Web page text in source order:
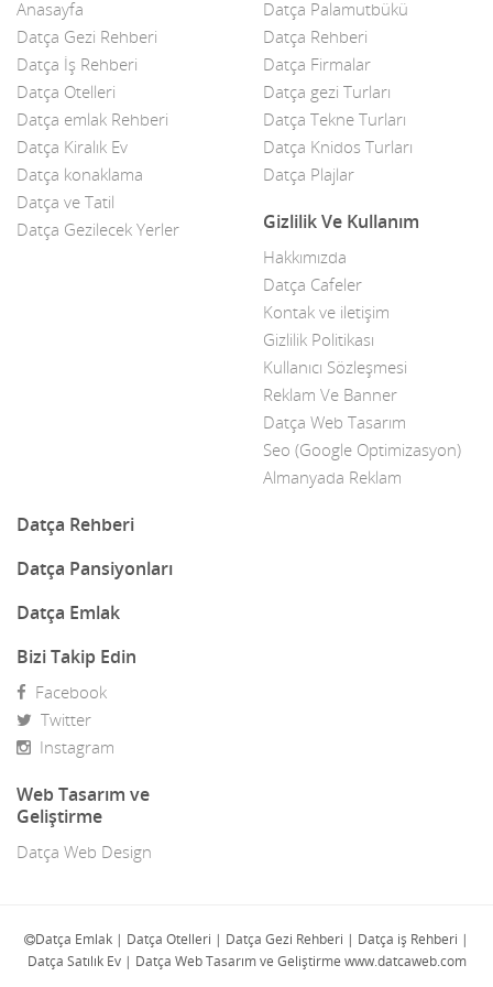
Çelik Kapı
Çiçekçiler
Datça Bademi
Datça Feribot
Datça Köy Ürünleri
Dekorasyon
Demir Doğrama
Dergiler
Diğer Ürünler
Direk Sahibinden Emlak
Diş Doktorları
Doğa Turları
Eğlence Mekanları
Anasayfa
Datça Gezi Rehberi
Datça İş Rehberi
Datça Otelleri
Datça emlak Rehberi
Datça Kiralık Ev
Datça konaklama
Datça ve Tatil
Datça Gezilecek Yerler
Datça Palamutbükü
Datça Rehberi
Datça Firmalar
Datça gezi Turları
Datça Tekne Turları
Datça Knidos Turları
Datça Plajlar
Gizlilik Ve Kullanım
Hakkımızda
Datça Cafeler
Kontak ve iletişim
Gizlilik Politikası
Kullanıcı Sözleşmesi
Reklam Ve Banner
Datça Web Tasarım
Seo (Google Optimizasyon)
Almanyada Reklam
Datça Rehberi
Datça Pansiyonları
Datça Emlak
Bizi Takip Edin
Facebook
Twitter
Instagram
Web Tasarım ve
Geliştirme
Datça Web Design
Datça Emlak | Datça Otelleri | Datça Gezi Rehberi | Datça iş Rehberi |
Datça Satılık Ev | Datça Web Tasarım ve Geliştirme www.datcaweb.com